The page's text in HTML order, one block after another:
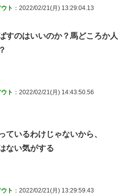
ト ：2022/02/21(月) 13:29:04.13
すのはいいのか？馬どころか人
ト ：2022/02/21(月) 14:43:50.56
ているわけじゃないから、
ない気がする
ト ：2022/02/21(月) 13:29:59.43